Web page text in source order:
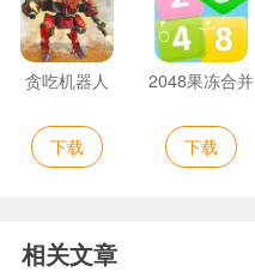
贪吃机器人
下载
2048果冻合并
下载
相关文章